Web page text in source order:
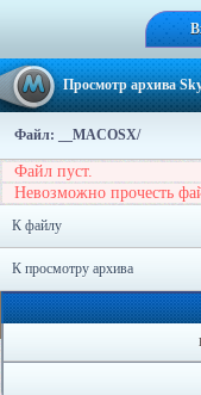
Просмотр архива
Файл: __MACOSX/
Файл пуст.
Невозможно прочесть
К файлу
К просмотру архива